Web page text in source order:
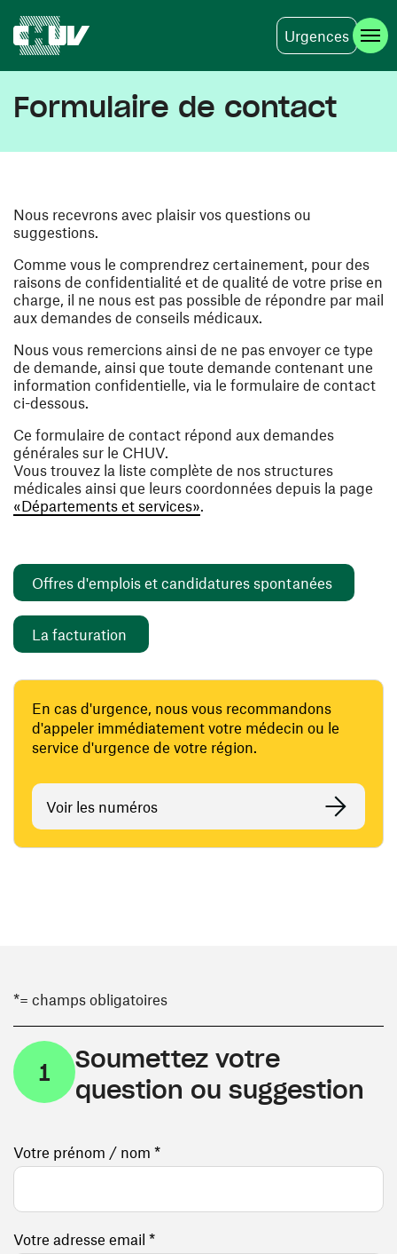
Urgences
Formulaire de contact
Nous recevrons avec plaisir vos questions ou
suggestions.
Comme vous le comprendrez certainement, pour des
raisons de confidentialité et de qualité de votre prise en
charge, il ne nous est pas possible de répondre par mail
aux demandes de conseils médicaux.
Nous vous remercions ainsi de ne pas envoyer ce type
de demande, ainsi que toute demande contenant une
information confidentielle, via le formulaire de contact
ci-dessous.
Ce formulaire de contact répond aux demandes
générales sur le CHUV.
Vous trouvez la liste complète de nos structures
médicales ainsi que leurs coordonnées depuis la page
«Départements et services».
Offres d'emplois et candidatures spontanées
La facturation
En cas d'urgence, nous vous recommandons
d'appeler immédiatement votre médecin ou le
service d'urgence de votre région.
Voir les numéros
*= champs obligatoires
1
Soumettez votre
question ou suggestion
Votre prénom / nom *
Votre adresse email *